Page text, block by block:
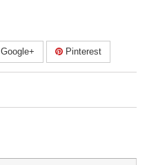
Google+ Pinterest